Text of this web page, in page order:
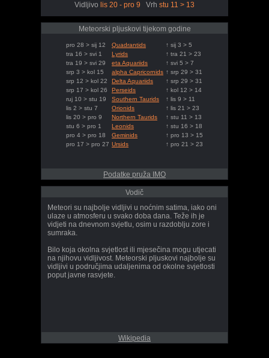
Vidljivo lis 20 - pro 9 Vrh stu 11 > 13
Meteorski pljuskovi tijekom godine
pro 28 > sij 12 Quadrantids
↑ sij 3 > 5
tra 16 > svi 1
Lyrids
↑ tra 21 > 23
tra 19 > svi 29
eta Aquariids
↑ svi 5 > 7
srp 3 > kol 15
alpha Capricornids ↑ srp 29 > 31
srp 12 > kol 22
Delta Aquariids
↑ srp 29 > 31
srp 17 > kol 26
Perseids
↑ kol 12 > 14
ruj 10 > stu 19
Southern Taurids
↑ lis 9 > 11
lis 2 > stu 7
Orionids
↑ lis 21 > 23
lis 20 > pro 9
Northern Taurids
↑ stu 11 > 13
stu 6 > pro 1
Leonids
↑ stu 16 > 18
pro 4 > pro 18
Geminids
↑ pro 13 > 15
pro 17 > pro 27 Ursids ↑ pro 21 > 23
Podatke pruža IMO
Vodič
Meteori su najbolje vidljivi u noćnim satima, iako oni
ulaze u atmosferu u svako doba dana. Teže ih je
vidjeti na dnevnom svjetlu, osim u razdoblju zore i
sumraka.
Bilo koja okolna svjetlost ili mjesečina mogu utjecati
na njihovu vidljivost. Meteorski pljuskovi najbolje su
vidljivi u područjima udaljenima od okolne svjetlosti
poput javne rasvjete.
Wikipedia